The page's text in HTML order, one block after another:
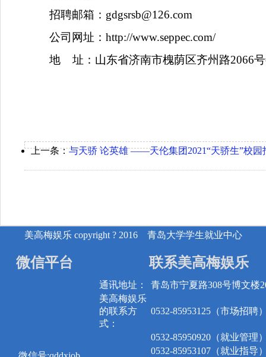
招聘邮箱： gdgsrsb@126.com
公司网址：http://www.seppec.com/
地 址：山东省济南市槐荫区齐州路2066
上一条：与天骄 论英雄 ——天伦集团2021“天骄生”校园
美高梅娱乐 copyright ? 2016 青岛大学学生就业中心
微信平台 联系美高梅娱乐
通讯地址：
青岛市宁夏路308号博文楼
美高梅娱乐
的联系方
式：
0532-85953125（市场招聘
0532-85950920（就业管理
0532-85953107（就业指导